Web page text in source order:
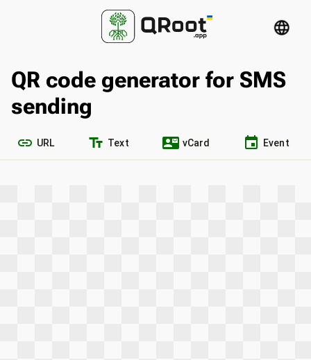
language
QR code generator for SMS
sending
link URL text_fields Text contact_mail vCard event Event